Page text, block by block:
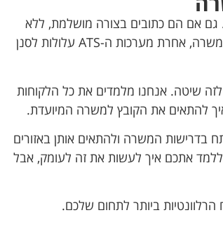
גם אם הם כתובים בצורה מושלמת, ללא
טעויות והאנגלית מקצועית, חייבים להתאים אותם לפי משרה, אחרת מערכות ה-ATS עלולות לסנן
שיטה. אנחנו מלמדים את כל הלקוחות
להתאים את הקובץ למשרה המיועדת.
המשרה ולהתאים אותן באזורים
ללמד אתכם איך לעשות את זה לעומק, אבל
ביותר לתחום שלכם.